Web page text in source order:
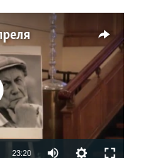
available
23:20